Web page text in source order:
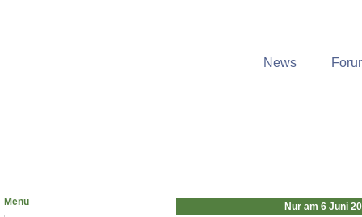
News
Menü
Nur am 6 Juni